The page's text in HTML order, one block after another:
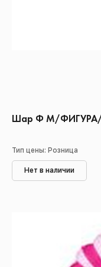
Шар Ф М/ФИГУРА/3
Тип цены: Розница
Нет в наличии